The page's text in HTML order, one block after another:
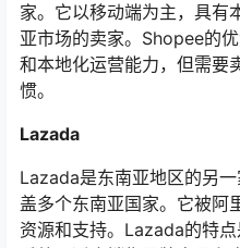
家。它以移动端为主，具有
亚市场的卖家。Shopee的
和本地化运营能力，但需要
惯。
Lazada
Lazada是东南亚地区的另
盖多个东南亚国家。它被阿
资源和支持。Lazada的特